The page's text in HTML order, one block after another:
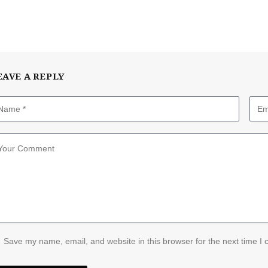
A REPLY
Save my name, email, and website in this browser for the next time I